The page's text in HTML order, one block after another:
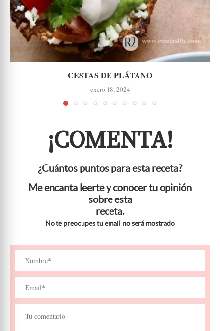
CESTAS DE PLÁTANO
enero 18, 2024
¡COMENTA!
¿Cuántos puntos para esta receta?
Me encanta leerte y conocer tu opinión
sobre esta
receta.
No te preocupes tu email no será mostrado